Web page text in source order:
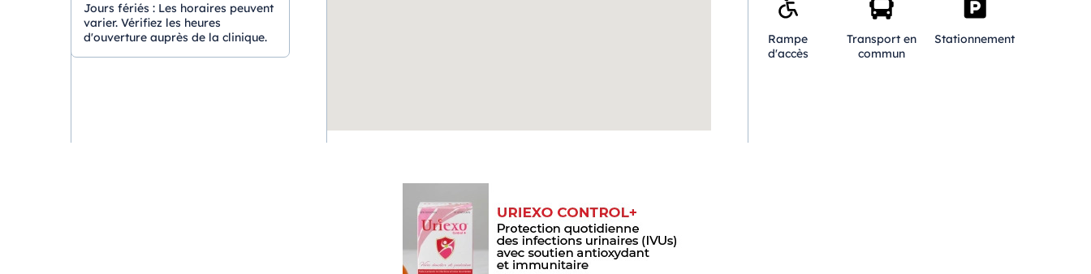
Jours fériés : Les horaires peuvent
varier. Vérifiez les heures
d'ouverture auprès de la clinique.
Rampe
d'accès
Transport en
commun
Stationnement